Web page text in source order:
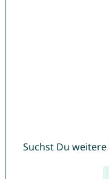
Suchst Du